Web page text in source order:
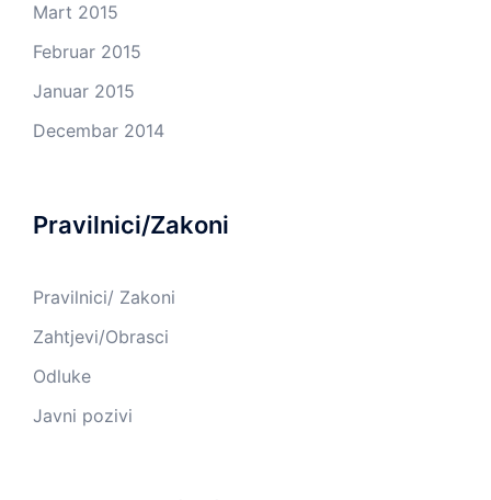
Mart 2015
Februar 2015
Januar 2015
Decembar 2014
Pravilnici/Zakoni
Pravilnici/ Zakoni
Zahtjevi/Obrasci
Odluke
Javni pozivi